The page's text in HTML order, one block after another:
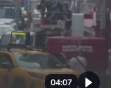
04:07